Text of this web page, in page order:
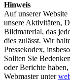
Hinweis
Auf unserer
unsere Aktivitäten,
Bildmaterial, das
dies zulässt. Wir
Pressekodex,
Sollten Sie
oder Berichte
Webmaster unter